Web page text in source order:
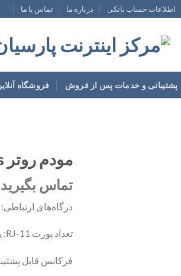
اطلاعات حساب بانکی درباره ما تماس با ما
پشتیبانی و خدمات پس از فروش فروشگاه
مودم روتر ADSL2 Plus تندا مدل D301 V2
تماس بگیرید
درگاه‌های ارتباطی: RJ۱۱ – RJ۴۵ Ethernet – RJ-۴۵ WAN/LAN – USB
تعداد پورت RJ-11: یک عدد
فرکانس قابل پشتیبانی: ۲.۴